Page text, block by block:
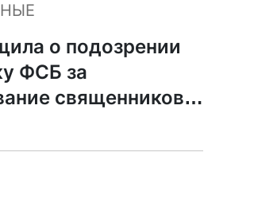
о подозрении
ФСБ за
священников